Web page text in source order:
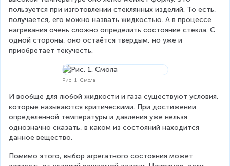
пользуется при изготовлении стеклянных изделий. То есть,
получается, его можно назвать жидкостью. А в процессе
нагревания очень сложно определить состояние стекла. С
одной стороны, оно остаётся твердым, но уже и
приобретает текучесть.
Рис. 1. Смола
И вообще для любой жидкости и газа существуют условия,
которые называются критическими. При достижении
определенной температуры и давления уже нельзя
однозначно сказать, в каком из состояний находится
данное вещество.
Помимо этого, выбор агрегатного состояния может